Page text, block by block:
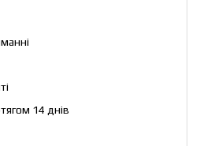
14 днів